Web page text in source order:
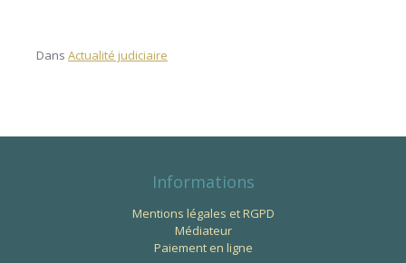
Dans Actualité judiciaire
Informations
Mentions légales et RGPD
Médiateur
Paiement en ligne